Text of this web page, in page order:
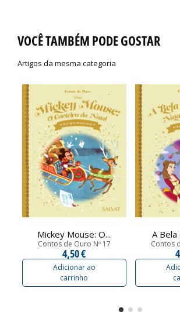
VOCÊ TAMBÉM PODE GOSTAR
Artigos da mesma categoria
Mickey Mouse: O...
Contos de Ouro Nº 17
4,50 €
Adicionar ao
carrinho
A Bela
Contos